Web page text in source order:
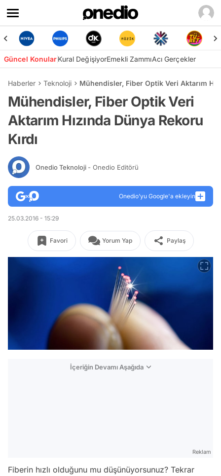
Güncel KonularKural DeğişiyorEmekli ZammıAcı Gerçekler
Haberler Teknoloji Mühendisler, Fiber Optik Veri Aktarım
Mühendisler, Fiber Optik Veri
Aktarım Hızında Dünya Rekoru
Kırdı
Onedio Teknoloji - Onedio Editörü
Onedio’yu Google'a ekleyin
25.03.2016 - 15:29
Favori Yorum Yap Paylaş
İçeriğin Devamı Aşağıda
Reklam
Fiberin hızlı olduğunu mu düşünüyorsunuz? Tekrar